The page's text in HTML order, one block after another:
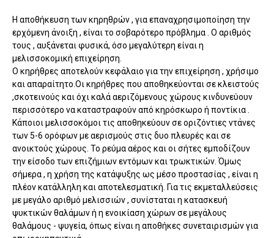
Η αποθήκευση των κηρηθρών , για επαναχρησιμοποίηση την
ερχόμενη άνοιξη , είναι το σοβαρότερο πρόβλημα . Ο αριθμός
τους , αυξάνεται φυσικά, όσο μεγαλύτερη είναι η
μελισσοκομική επιχείρηση.
Ο κηρήθρες αποτελούν κεφάλαιο για την επιχείρηση , χρήσιμο
και απαραίτητο.Οι κηρήθρες που αποθηκεύονται σε κλειστούς
,σκοτεινούς και όχι καλά αεριζόμενους χώρους κινδυνεύουν
περισσότερο να καταστραφούν από κηρόσκωρο ή ποντίκια .
Κάποιοι μελισσοκόμοι τις αποθηκεύουν σε οριζόντιες ντάνες
των 5-6 ορόφων με αερισμούς στις δυο πλευρές και σε
ανοικτούς χώρους. Το ρεύμα αέρος και οι σήτες εμποδίζουν
την είσοδο των επιζήμιων εντόμων και τρωκτικών. Όμως
σήμερα , η χρήση της κατάψυξης ως μέσο προστασίας , είναι η
πλέον κατάλληλη και αποτελεσματική. Για τις εκμεταλλεύσεις
με μεγάλο αριθμό μελισσιών , συνίσταται η κατασκευή
ψυκτικών θαλάμων ή η ενοικίαση χώρων σε μεγάλους
θαλάμους - ψυγεία, όπως είναι η αποθήκες συνεταιρισμών για